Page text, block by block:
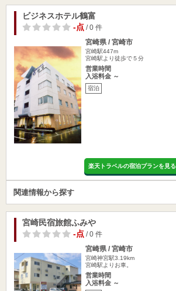
ビジネスホテル鶴富
-点 / 0 件
宮崎県 / 宮崎市
宮崎駅447m
宮崎駅より徒歩で５分
営業時間
入浴料金 ～
宿泊
楽天トラベルの宿泊プランを見る
関連情報から探す
宮崎民宿旅館ふみや
-点 / 0 件
宮崎県 / 宮崎市
宮崎神宮駅3.19km
宮崎駅よりお車。
営業時間
入浴料金 ～